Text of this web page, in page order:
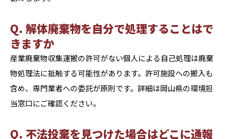
Q. 解体廃棄物を自分で処理することはで
きますか
産業廃棄物収集運搬の許可がない個人による自己処理は廃棄
物処理法に抵触する可能性があります。許可施設への搬入も
含め、専門業者への委託が原則です。詳細は岡山県の環境担
当窓口にご確認ください。
Q. 不法投棄を見つけた場合はどこに通報